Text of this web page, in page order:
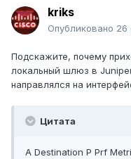
kriks
Опубликовано 26
Подскажите, почему
локальный шлюз в Juniper
направлялся на
Цитата
A Destination P Prf